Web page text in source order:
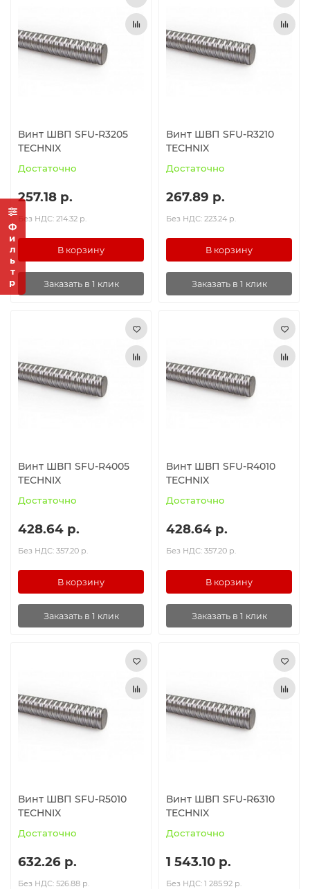
Фильтр
Винт ШВП SFU-R3205
TECHNIX
Достаточно
257.18 р.
Без НДС: 214.32 р.
В корзину
Заказать в 1 клик
Винт ШВП SFU-R3210
TECHNIX
Достаточно
267.89 р.
Без НДС: 223.24 р.
В корзину
Заказать в 1 клик
Винт ШВП SFU-R4005
TECHNIX
Достаточно
428.64 р.
Без НДС: 357.20 р.
В корзину
Заказать в 1 клик
Винт ШВП SFU-R4010
TECHNIX
Достаточно
428.64 р.
Без НДС: 357.20 р.
В корзину
Заказать в 1 клик
Винт ШВП SFU-R5010
TECHNIX
Достаточно
632.26 р.
Без НДС: 526.88 р.
Винт ШВП SFU-R6310
TECHNIX
Достаточно
1 543.10 р.
Без НДС: 1 285.92 р.